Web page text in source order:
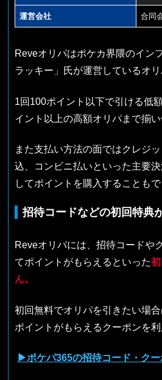
運営会社 合同
Reveオリパはポケカ界隈のイン
ラッキー」氏が運営しているオリ
1回100ポイント以下で引ける低
イント以上の高額オリパまで揃い
また支払い方法の面ではクレジ
込、コンビニ払いといった主要
してポイントを購入することもで
招待コードなどの初回特典
Reveオリパには、招待コードや
てポイントがもらえるといった
ん。
初回無料でオリパを引きたい場
ポイントがもらえるクーポンを利
▶ポケパ365の招待コード・クー